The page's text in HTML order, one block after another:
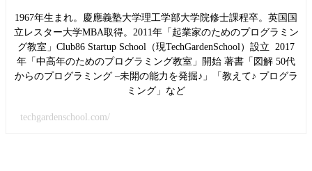
1967年生まれ。慶應義塾大学理工学部大学院修士課程卒。英国国
立レスター大学MBA取得。2011年「起業家のためのプログラミン
グ教室」Club86 Startup School（現TechGardenSchool）設立 2017
年「中高年のためのプログラミング教室」開始 著書「図解 50代
からのプログラミング –未開の能力を発掘♪」「教えて♪ プログラ
ミング」など
techgardenschool.com/